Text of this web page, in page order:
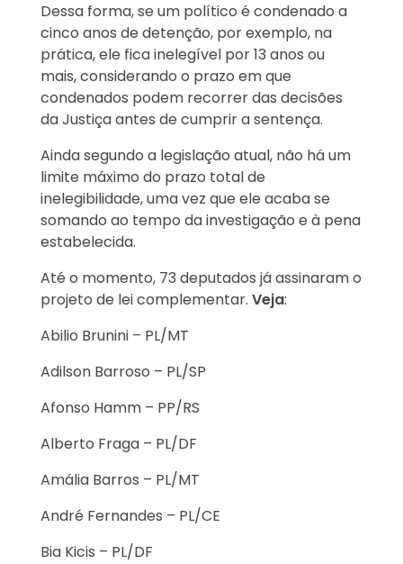
Dessa forma, se um político é condenado a
cinco anos de detenção, por exemplo, na
prática, ele fica inelegível por 13 anos ou
mais, considerando o prazo em que
condenados podem recorrer das decisões
da Justiça antes de cumprir a sentença.
Ainda segundo a legislação atual, não há um
limite máximo do prazo total de
inelegibilidade, uma vez que ele acaba se
somando ao tempo da investigação e à pena
estabelecida.
Até o momento, 73 deputados já assinaram o
projeto de lei complementar. Veja:
Abilio Brunini – PL/MT
Adilson Barroso – PL/SP
Afonso Hamm – PP/RS
Alberto Fraga – PL/DF
Amália Barros – PL/MT
André Fernandes – PL/CE
Bia Kicis – PL/DF